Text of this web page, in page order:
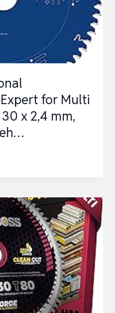
for Multi
x 2,4 mm,